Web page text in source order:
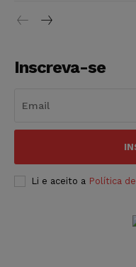
Inscreva-se
Li e aceito a Política